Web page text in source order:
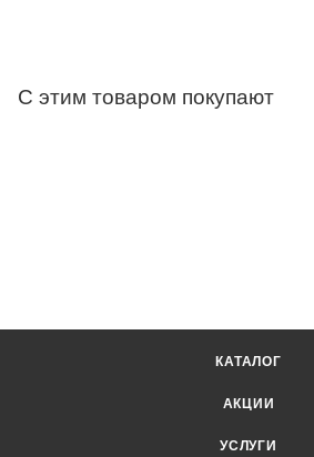
С этим товаром покупают
КАТАЛОГ
АКЦИИ
УСЛУГИ